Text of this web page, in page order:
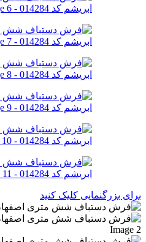
برای بزرگنمایی کلیک کنید